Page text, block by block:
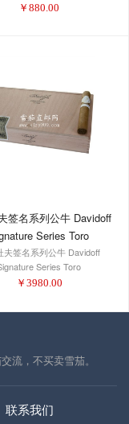
￥ 880.00
签名系列公牛 Davidoff
Series Toro
夫签名系列公牛 Davidoff
Series Toro
￥ 3980.00
流，不买卖雪茄。
联系我们